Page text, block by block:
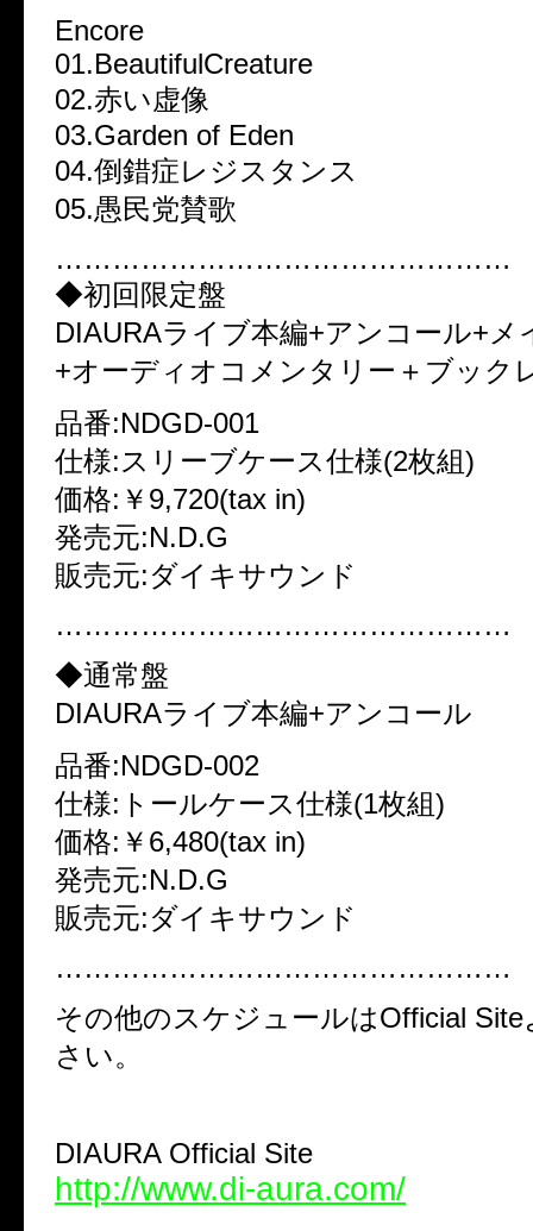
Encore
01.BeautifulCreature
02.赤い虚像
03.Garden of Eden
04.倒錯症レジスタンス
05.愚民党賛歌
…………………………………………
◆初回限定盤
DIAURAライブ本編+アンコール+メ
+オーディオコメンタリー＋ブック
品番:NDGD-001
仕様:スリーブケース仕様(2枚組)
価格:￥9,720(tax in)
発売元:N.D.G
販売元:ダイキサウンド
…………………………………………
◆通常盤
DIAURAライブ本編+アンコール
品番:NDGD-002
仕様:トールケース仕様(1枚組)
価格:￥6,480(tax in)
発売元:N.D.G
販売元:ダイキサウンド
…………………………………………
その他のスケジュールはOfficial
さい。
DIAURA Official Site
http://www.di-aura.com/